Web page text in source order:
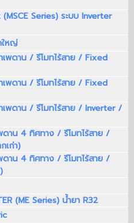
Series) ระบบ Inverter
ใหญ่
พดาน / รีโมทไร้สาย / Fixed
พดาน / รีโมทไร้สาย / Fixed
พดาน / รีโมทไร้สาย / Inverter /
าน 4 ทิศทาง / รีโมทไร้สาย /
เก่า)
าน 4 ทิศทาง / รีโมทไร้สาย /
(ME Series) น้ำยา R32